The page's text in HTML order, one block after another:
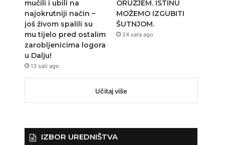
mučili i ubili na
najokrutniji način –
još živom spalili su
mu tijelo pred ostalim
zarobljenicima logora
u Dalju!
13 sati ago
ORUŽJEM. ISTINU
MOŽEMO IZGUBITI
ŠUTNJOM.
24 sata ago
Učitaj više
IZBOR UREDNIŠTVA